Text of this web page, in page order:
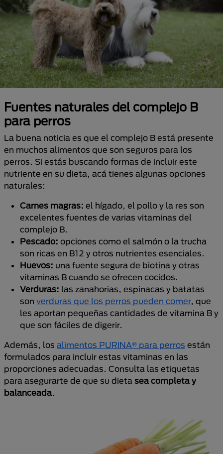
Fuentes naturales del complejo B
para perros
La buena noticia es que el complejo B está presente
en muchos alimentos que son seguros para los
perros. Si estás buscando formas de incluir este
nutriente en su dieta, acá tienes algunas opciones
naturales:
Carnes magras: el hígado, el pollo y la res son
excelentes fuentes de varias vitaminas del
complejo B.
Pescado: opciones como el salmón o la trucha
son ricas en B12 y otros nutrientes esenciales.
Huevos: una fuente segura de biotina y otras
vitaminas B cuando se ofrecen cocidos.
Verduras: las zanahorias, espinacas y batatas
son verduras que los perros pueden comer, que
les aportan pequeñas cantidades de vitamina B y
que son fáciles de digerir.
Además, los alimentos PURINA® para perros están
formulados para incluir estas vitaminas en las
proporciones adecuadas. Consulta las etiquetas
para asegurarte de que su dieta sea completa y
balanceada.